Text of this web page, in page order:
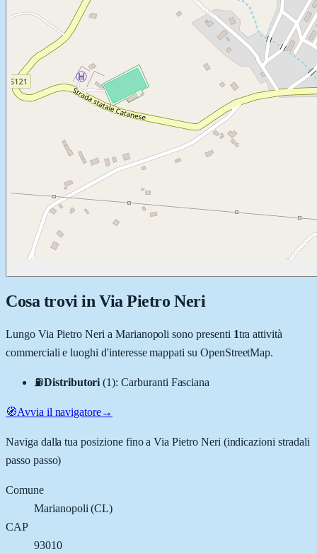
Cosa trovi in Via Pietro Neri
Lungo Via Pietro Neri a Marianopoli sono presenti 1tra attività
commerciali e luoghi d'interesse mappati su OpenStreetMap.
⛽Distributori (1):Carburanti Fasciana
🧭Avvia il navigatore→
Naviga dalla tua posizione fino aVia Pietro Neri (indicazioni stradali
passo passo)
Comune
Marianopoli (CL)
CAP
93010